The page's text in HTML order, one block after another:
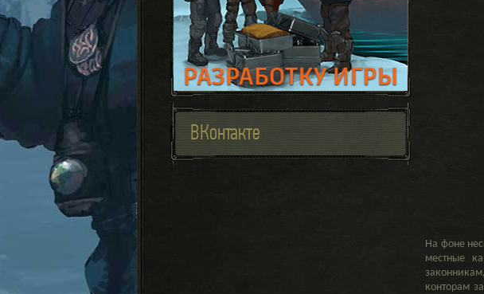
ВКонтакте
На фоне
местные
конторам